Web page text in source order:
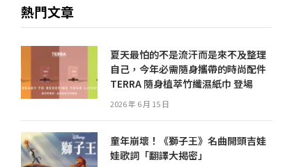
熱門文章
夏天最怕的不是流汗而是來不及整理
自己，今年必需隨身攜帶的時尚配件
TERRA 隨身植萃竹纖濕紙巾 登場
2026 年 6 月 15 日
童年崩壞！《獅子王》名曲開頭吉娃
娃歌詞「翻譯大揭密」